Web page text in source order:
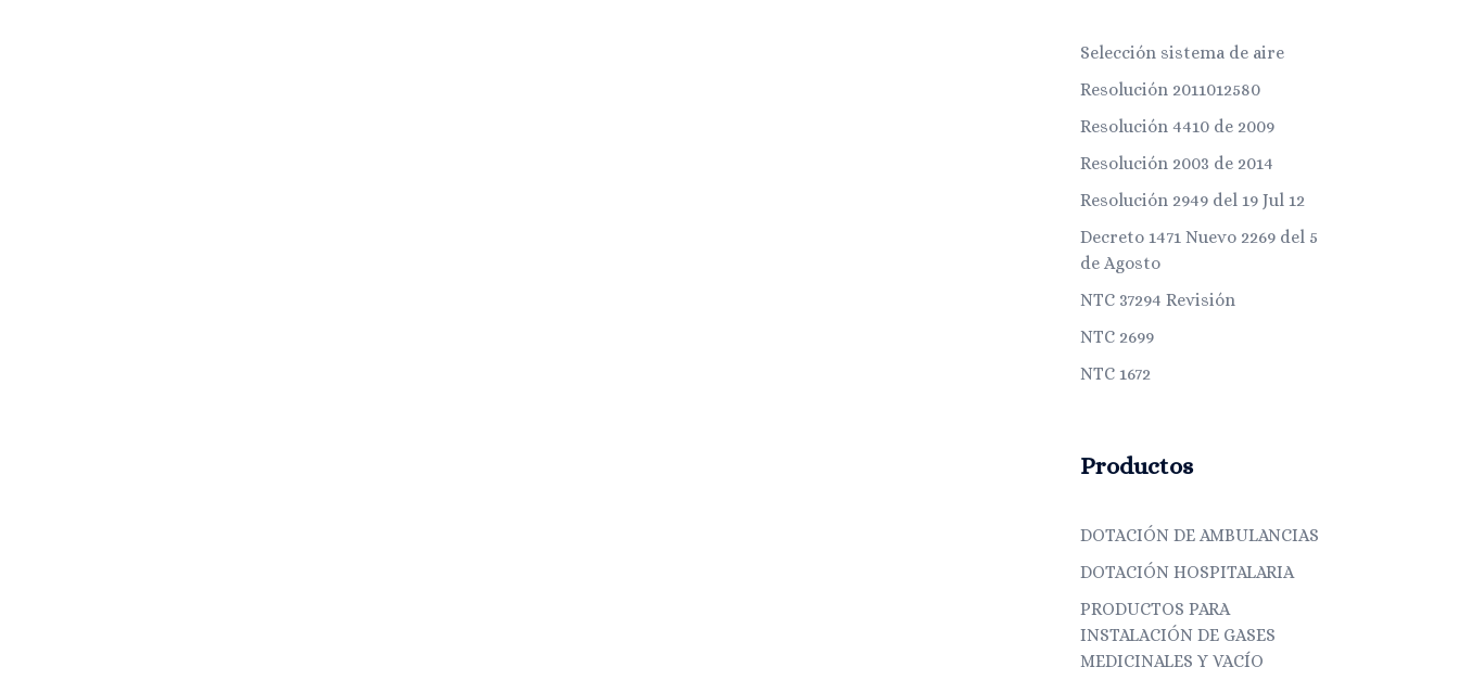
Selección sistema de aire
Resolución 2011012580
Resolución 4410 de 2009
Resolución 2003 de 2014
Resolución 2949 del 19 Jul 12
Decreto 1471 Nuevo 2269 del 5
de Agosto
NTC 37294 Revisión
NTC 2699
NTC 1672
Productos
DOTACIÓN DE AMBULANCIAS
DOTACIÓN HOSPITALARIA
PRODUCTOS PARA
INSTALACIÓN DE GASES
MEDICINALES Y VACÍO